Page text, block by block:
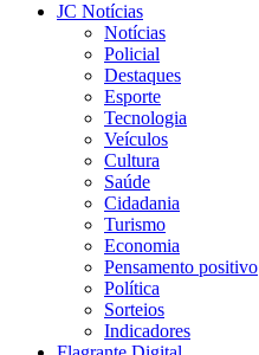
JC Notícias
Notícias
Policial
Destaques
Esporte
Tecnologia
Veículos
Cultura
Saúde
Cidadania
Turismo
Economia
Pensamento positivo
Política
Sorteios
Indicadores